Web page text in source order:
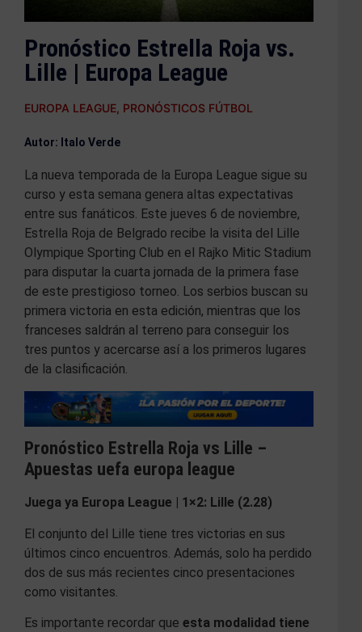
Pronóstico Estrella Roja vs.
Lille | Europa League
EUROPA LEAGUE, PRONÓSTICOS FÚTBOL
Autor: Italo Verde
La nueva temporada de la Europa League sigue su
curso y esta semana genera altas expectativas
entre sus fanáticos. Este jueves 6 de noviembre,
Estrella Roja de Belgrado recibe la visita del Lille
Olympique Sporting Club en el Rajko Mitic Stadium
para disputar la cuarta jornada de la primera fase
de este prestigioso torneo. Los serbios buscan su
primera victoria en esta edición, mientras que los
franceses saldrán al terreno para conseguir los
tres puntos y acercarse así a los primeros lugares
de la clasificación.
Pronóstico Estrella Roja vs Lille –
Apuestas uefa europa league
Juega ya Europa League | 1×2: Lille (2.28)
El conjunto del Lille tiene tres victorias en sus
últimos cinco encuentros. Además, solo ha perdido
dos de sus más recientes cinco presentaciones
como visitantes.
Es importante recordar que esta modalidad tiene